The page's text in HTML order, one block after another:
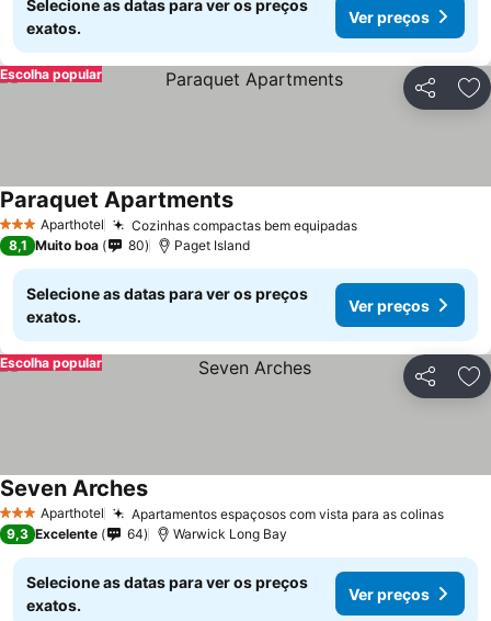
Selecione as datas para ver os preços
exatos.
Ver preços
Partilhar
Escolha popular
3 EstrelasAparthotel Cozinhas compactas bem equipadas
Paraquet Apartments
8,1 Muito boa 80 Paget Island
Selecione as datas para ver os preços
exatos.
Ver preços
Partilhar
Escolha popular
3 EstrelasAparthotel Apartamentos espaçosos com vista para as colinas
Seven Arches
9,3 Excelente 64 Warwick Long Bay
Selecione as datas para ver os preços
exatos.
Ver preços